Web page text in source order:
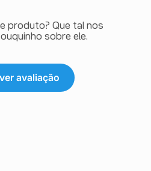
produto? Que tal nos
sobre ele.
avaliação